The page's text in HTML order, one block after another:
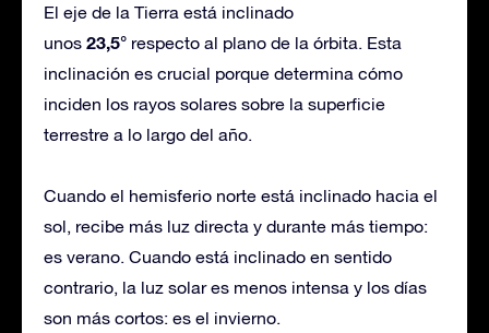
El eje de la Tierra está inclinado
unos 23,5° respecto al plano de la órbita. Esta
inclinación es crucial porque determina cómo
inciden los rayos solares sobre la superficie
terrestre a lo largo del año.
Cuando el hemisferio norte está inclinado hacia el
sol, recibe más luz directa y durante más tiempo:
es verano. Cuando está inclinado en sentido
contrario, la luz solar es menos intensa y los días
son más cortos: es el invierno.